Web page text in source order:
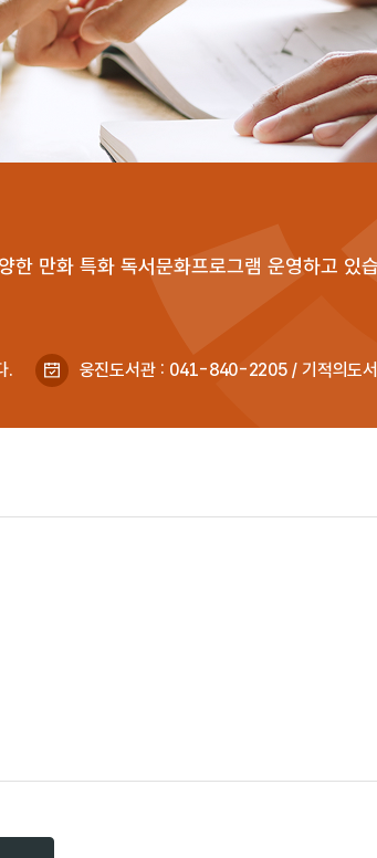
한 만화 특화 독서문화프로그램 운영하고 있
. 웅진도서관 : 041-840-2205 /기적의도